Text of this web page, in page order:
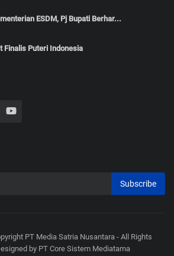
ESDM, Pj Bupati Berhar...
Finalis Puteri Indonesia
Subscribe
PT Media Satria Nusantara - All Rights
by PT Core Sistem Mediatama